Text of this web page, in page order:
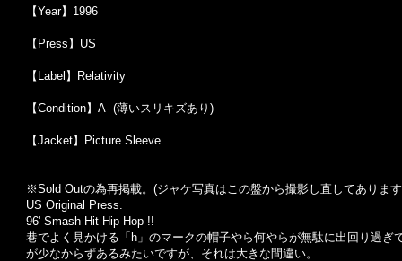
【Year】1996
【Press】US
【Label】Relativity
【Condition】A- (薄いスリキズあり)
【Jacket】Picture Sleeve
※Sold Outの為再掲載。 (ジャケ写真はこの盤から撮影し直してありま
US Original Press.
96' Smash Hit Hip Hop !!
巷でよく見かける「h」のマークの帽子やら何やらが無駄に出回り過
が少なからずあるみたいですが、それは大きな間違い。